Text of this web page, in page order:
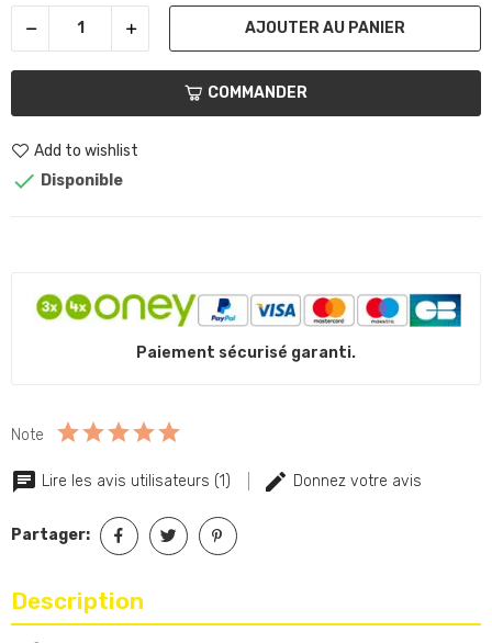
AJOUTER AU PANIER
COMMANDER
Add to wishlist
 Disponible
Paiement sécurisé garanti.
Note
Lire les avis utilisateurs (1) Donnez votre avis
Partager:
Description